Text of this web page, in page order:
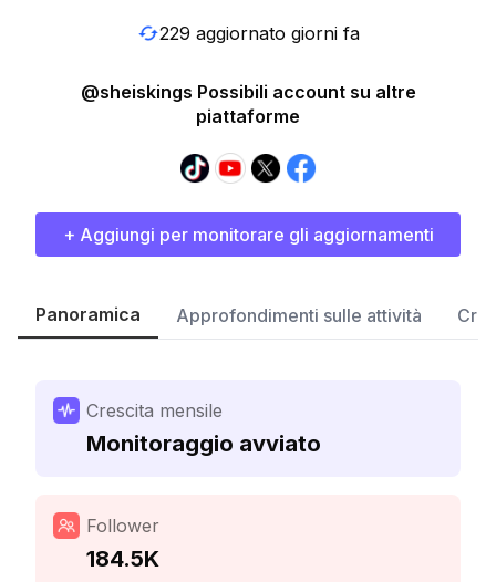
229 aggiornato giorni fa
@sheiskings Possibili account su altre
piattaforme
+ Aggiungi per monitorare gli aggiornamenti
Panoramica Approfondimenti sulle attività
Crescita mensile
Monitoraggio avviato
Follower
184.5K